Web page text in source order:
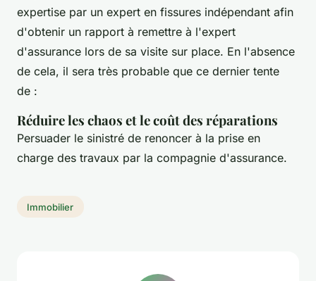
expertise par un expert en fissures indépendant afin
d'obtenir un rapport à remettre à l'expert
d'assurance lors de sa visite sur place. En l'absence
de cela, il sera très probable que ce dernier tente
de :
Réduire les chaos et le coût des réparations
Persuader le sinistré de renoncer à la prise en
charge des travaux par la compagnie d'assurance.
Immobilier